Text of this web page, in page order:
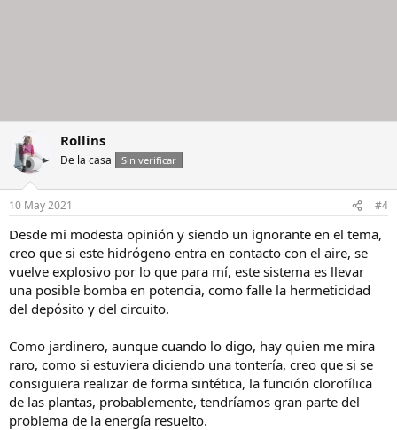
Rollins
De la casa Sin verificar
10 May 2021 #4
Desde mi modesta opinión y siendo un ignorante en el tema,
creo que si este hidrógeno entra en contacto con el aire, se
vuelve explosivo por lo que para mí, este sistema es llevar
una posible bomba en potencia, como falle la hermeticidad
del depósito y del circuito.
Como jardinero, aunque cuando lo digo, hay quien me mira
raro, como si estuviera diciendo una tontería, creo que si se
consiguiera realizar de forma sintética, la función clorofílica
de las plantas, probablemente, tendríamos gran parte del
problema de la energía resuelto.